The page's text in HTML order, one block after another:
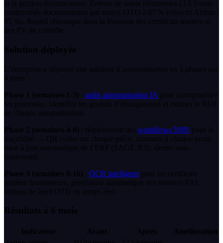
et la gestion documentaire. Erreurs de saisie récurrentes (3 à 5 non-
conformités documentaires par mois). OTD à 87 % (objectif Airbus :
95 %). Retard chronique dans la livraison des certificats matière et
des PV de contrôle.
Solution déployée
L’entreprise a déployé une solution d’automatisation en 3 phases sur
4 mois :
Phase 1 (semaines 1-3)
audit automatisation IA pour cartographier
les processus, identifier les goulots d’étranglement et estimer le ROI
de chaque automatisation.
Phase 2 (semaines 4-8) : déploiement des workflows N8N pour la
traçabilité — QR codes sur chaque pièce, scanners à chaque poste,
mise à jour automatique de l’ERP (SAGE X3), alertes non-
conformité.
Phase 3 (semaines 9-16)
OCR intelligent pour les certificats
matière fournisseurs, génération automatique des dossiers FAI,
tableau de bord OTD en temps réel.
Résultats à 6 mois
Indicateur Avant Après
Amélioration